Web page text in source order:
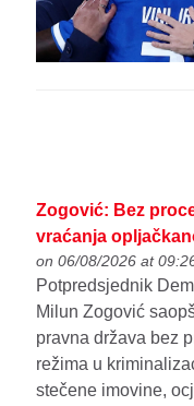
Zogović: Bez
vraćanja
on 06/08/2026 at
Potpredsjednik
Milun Zogović
pravna država bez
režima u
stečene imovine,